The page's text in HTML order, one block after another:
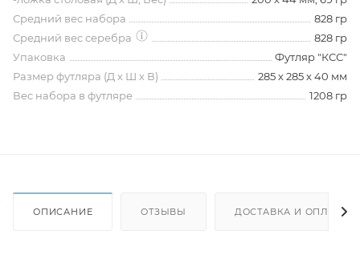
Средний вес набора
828 гр
Средний вес серебра
828 гр
Упаковка
Футляр "КСС"
Размер футляра (Д х Ш х В)
285 х 285 х 40 мм
Вес набора в футляре
1208 гр
ОПИСАНИЕ ОТЗЫВЫ ДОСТАВКА И ОПЛАТА